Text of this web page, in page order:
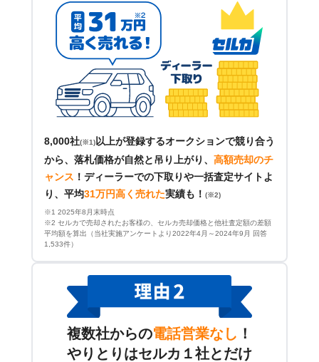
8,000社(※1) 以上が登録するオークションで競り合う
から、落札価格が自然と吊り上がり、 高額売却のチ
ャンス ！ ディーラーでの下取りや一括査定サイトよ
り、平均31万円高く売れた実績も！ (※2)
※1 2025年8月末時点
※2 セルカで売却されたお客様の、セルカ売却価格と他社査定額の差額
平均額を算出（当社実施アンケートより2022年4月～2024年9月 回答
1,533件）
複数社からの電話営業なし ！
やりとりはセルカ１社とだけ